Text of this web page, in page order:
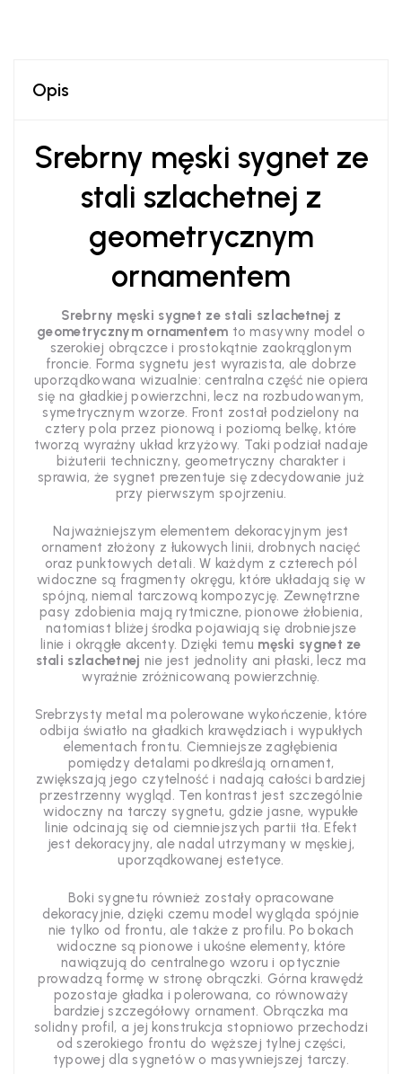
Opis
Srebrny męski sygnet ze
stali szlachetnej z
geometrycznym
ornamentem
Srebrny męski sygnet ze stali szlachetnej z
geometrycznym ornamentem to masywny model o
szerokiej obrączce i prostokątnie zaokrąglonym
froncie. Forma sygnetu jest wyrazista, ale dobrze
uporządkowana wizualnie: centralna część nie opiera
się na gładkiej powierzchni, lecz na rozbudowanym,
symetrycznym wzorze. Front został podzielony na
cztery pola przez pionową i poziomą belkę, które
tworzą wyraźny układ krzyżowy. Taki podział nadaje
biżuterii techniczny, geometryczny charakter i
sprawia, że sygnet prezentuje się zdecydowanie już
przy pierwszym spojrzeniu.
Najważniejszym elementem dekoracyjnym jest
ornament złożony z łukowych linii, drobnych nacięć
oraz punktowych detali. W każdym z czterech pól
widoczne są fragmenty okręgu, które układają się w
spójną, niemal tarczową kompozycję. Zewnętrzne
pasy zdobienia mają rytmiczne, pionowe żłobienia,
natomiast bliżej środka pojawiają się drobniejsze
linie i okrągłe akcenty. Dzięki temu męski sygnet ze
stali szlachetnej nie jest jednolity ani płaski, lecz ma
wyraźnie zróżnicowaną powierzchnię.
Srebrzysty metal ma polerowane wykończenie, które
odbija światło na gładkich krawędziach i wypukłych
elementach frontu. Ciemniejsze zagłębienia
pomiędzy detalami podkreślają ornament,
zwiększają jego czytelność i nadają całości bardziej
przestrzenny wygląd. Ten kontrast jest szczególnie
widoczny na tarczy sygnetu, gdzie jasne, wypukłe
linie odcinają się od ciemniejszych partii tła. Efekt
jest dekoracyjny, ale nadal utrzymany w męskiej,
uporządkowanej estetyce.
Boki sygnetu również zostały opracowane
dekoracyjnie, dzięki czemu model wygląda spójnie
nie tylko od frontu, ale także z profilu. Po bokach
widoczne są pionowe i ukośne elementy, które
nawiązują do centralnego wzoru i optycznie
prowadzą formę w stronę obrączki. Górna krawędź
pozostaje gładka i polerowana, co równoważy
bardziej szczegółowy ornament. Obrączka ma
solidny profil, a jej konstrukcja stopniowo przechodzi
od szerokiego frontu do węższej tylnej części,
typowej dla sygnetów o masywniejszej tarczy.